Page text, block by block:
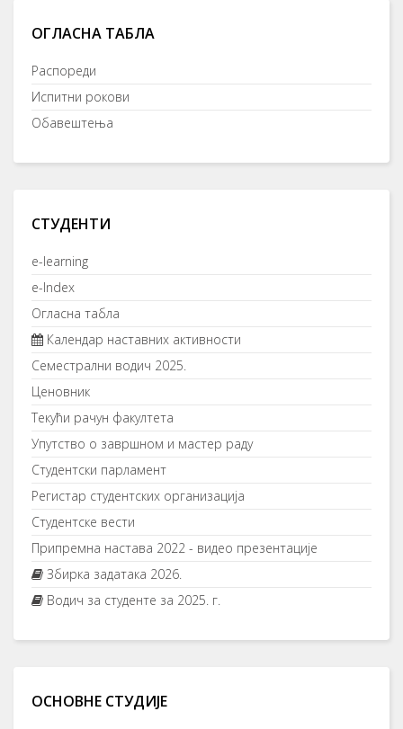
ОГЛАСНА ТАБЛА
Распореди
Испитни рокови
Обавештења
СТУДЕНТИ
e-learning
e-Index
Огласна табла
Календар наставних активности
Семестрални водич 2025.
Ценовник
Текући рачун факултета
Упутство о завршном и мастер раду
Студентски парламент
Регистар студентских организација
Студентске вести
Припремна настава 2022 - видео презентације
Збирка задатака 2026.
Водич за студенте за 2025. г.
ОСНОВНЕ СТУДИЈЕ